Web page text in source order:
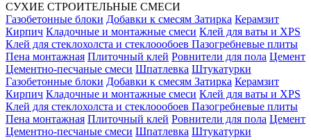
СУХИЕ СТРОИТЕЛЬНЫЕ СМЕСИ
Газобетонные блоки Добавки к смесям Затирка Керамзит
Кирпич Кладочные и монтажные смеси Клей для ваты и XPS
Клей для стеклохолста и стеклоообоев Пазогребневые плиты
Пена монтажная Плиточный клей Ровнители для пола Цемент
Цементно-песчаные смеси Шпатлевка Штукатурки
Газобетонные блоки Добавки к смесям Затирка Керамзит
Кирпич Кладочные и монтажные смеси Клей для ваты и XPS
Клей для стеклохолста и стеклоообоев Пазогребневые плиты
Пена монтажная Плиточный клей Ровнители для пола Цемент
Цементно-песчаные смеси Шпатлевка Штукатурки